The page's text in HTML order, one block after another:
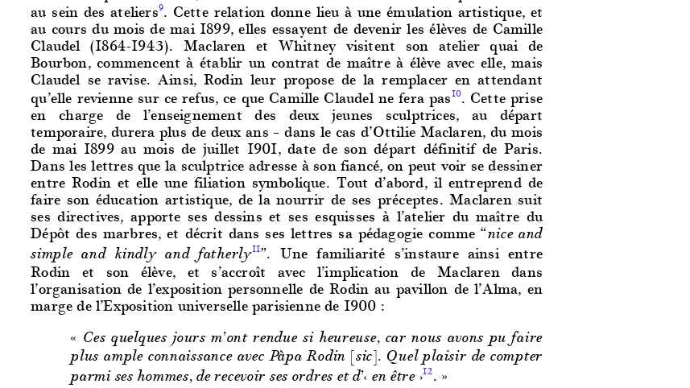
au sein des ateliers9. Cette relation donne lieu à une émulation artistique, et
au cours du mois de mai 1899, elles essayent de devenir les élèves de Camille
Claudel (1864-1943). Maclaren et Whitney visitent son atelier quai de
Bourbon, commencent à établir un contrat de maître à élève avec elle, mais
Claudel se ravise. Ainsi, Rodin leur propose de la remplacer en attendant
qu’elle revienne sur ce refus, ce que Camille Claudel ne fera pas10. Cette prise
en charge de l’enseignement des deux jeunes sculptrices, au départ
temporaire, durera plus de deux ans – dans le cas d’Ottilie Maclaren, du mois
de mai 1899 au mois de juillet 1901, date de son départ définitif de Paris.
Dans les lettres que la sculptrice adresse à son fiancé, on peut voir se dessiner
entre Rodin et elle une filiation symbolique. Tout d’abord, il entreprend de
faire son éducation artistique, de la nourrir de ses préceptes. Maclaren suit
ses directives, apporte ses dessins et ses esquisses à l’atelier du maître du
Dépôt des marbres, et décrit dans ses lettres sa pédagogie comme “nice and
simple and kindly and fatherly11”. Une familiarité s’instaure ainsi entre
Rodin et son élève, et s’accroît avec l’implication de Maclaren dans
l’organisation de l’exposition personnelle de Rodin au pavillon de l’Alma, en
marge de l’Exposition universelle parisienne de 1900 :
« Ces quelques jours m’ont rendue si heureuse, car nous avons pu faire
plus ample connaissance avec Pàpa Rodin [sic]. Quel plaisir de compter
parmi ses hommes, de recevoir ses ordres et d’‹ en être ›12. »